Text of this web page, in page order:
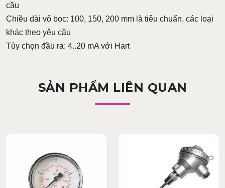
cầu
Chiều dài vỏ bọc: 100, 150, 200 mm là tiêu chuẩn, các loại
khác theo yêu cầu
Tùy chọn đầu ra: 4..20 mA với Hart
SẢN PHẨM LIÊN QUAN